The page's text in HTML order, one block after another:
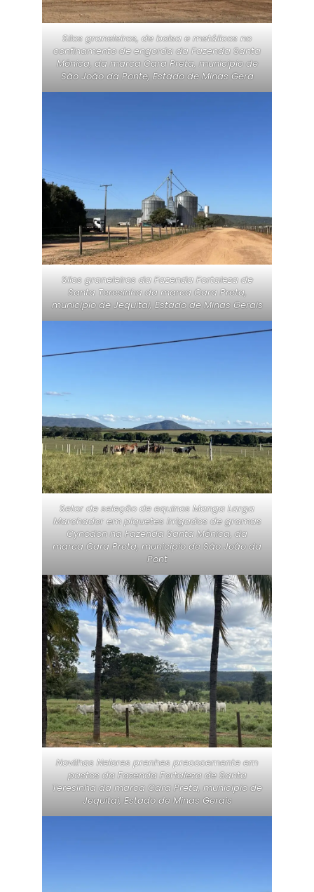
Silos graneleiros, de bolsa e metálicos no
confinamento de engorda da Fazenda Santa
Mônica, da marca Cara Preta, municipio de
São João da Ponte, Estado de Minas Gera
Silos graneleiros da Fazenda Fortaleza de
Santa Teresinha da marca Cara Preta,
municipio de Jequitai, Estado de Minas Gerais
Setor de seleção de equinos Manga Larga
Marchador em piquetes irrigados de gramas
Cynodon na Fazenda Santa Mônica, da
marca Cara Preta, municipio de São João da
Pont
Novilhas Nelores prenhes precocemente em
pastos da Fazenda Fortaleza de Santa
Teresinha da marca Cara Preta, municipio de
Jequitai, Estado de Minas Gerais